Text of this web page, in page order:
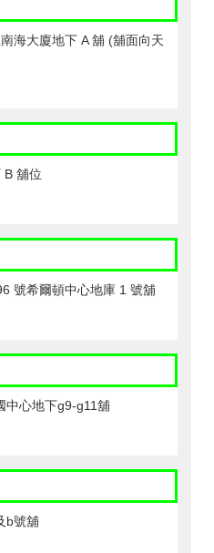
海大廈地下 A 舖 (舖面向天
B 舖位
號希爾頓中心地庫 1 號舖
中心地下g9-g11舖
b號舖